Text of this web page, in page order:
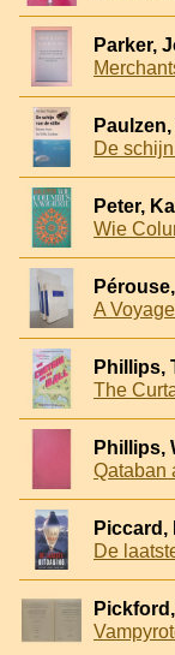
Parker,
Peter,
Wie
Phillips,
Phillips,
Piccard,
De